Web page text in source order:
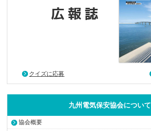
クイズに応募
九州電気保安協会について
協会概要